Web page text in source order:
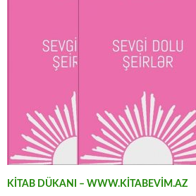
KİTAB DÜKANI – WWW.KİTABEVİM.AZ